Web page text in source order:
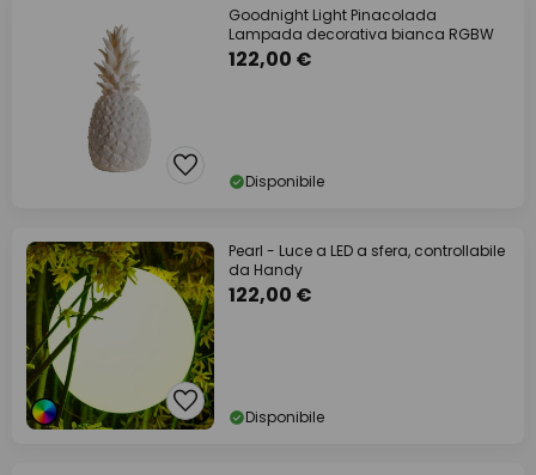
Goodnight Light Pinacolada
Lampada decorativa bianca RGBW
122,00 €
Disponibile
Pearl - Luce a LED a sfera, controllabile
da Handy
122,00 €
Disponibile